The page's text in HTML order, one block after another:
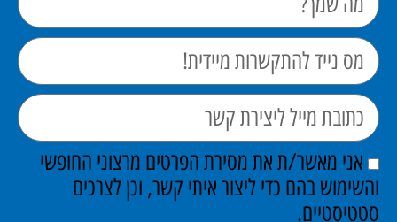
אני מאשר/ת את מסירת הפרטים מרצוני החופשי
והשימוש בהם כדי ליצור איתי קשר, וכן לצרכים
סטטיסטיים.